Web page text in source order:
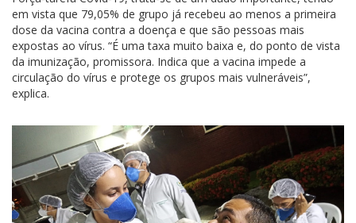
em vista que 79,05% de grupo já recebeu ao menos a primeira
dose da vacina contra a doença e que são pessoas mais
expostas ao vírus. “É uma taxa muito baixa e, do ponto de vista
da imunização, promissora. Indica que a vacina impede a
circulação do vírus e protege os grupos mais vulneráveis”,
explica.